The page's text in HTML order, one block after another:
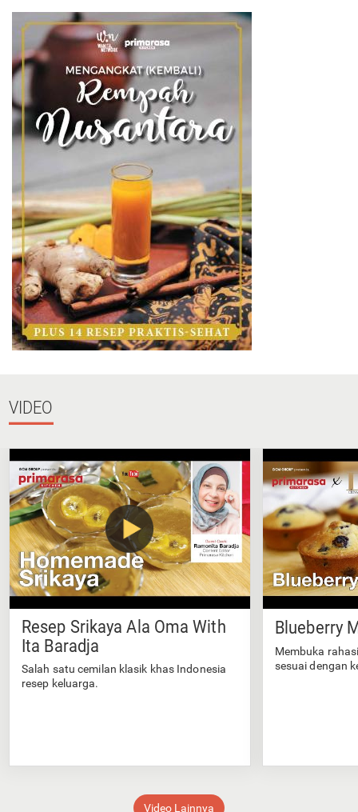
VIDEO
Resep Srikaya Ala Oma With
Ita Baradja
Salah satu cemilan klasik khas Indonesia
resep keluarga.
Blueberry
Membuka
sesuai dengan
Video Lainnya